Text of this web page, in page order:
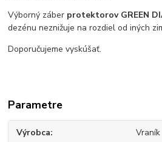
Výborný záber protektorov GREEN
dezénu neznižuje na rozdiel od iných
Doporučujeme vyskúšať.
Parametre
Výrobca Vraník